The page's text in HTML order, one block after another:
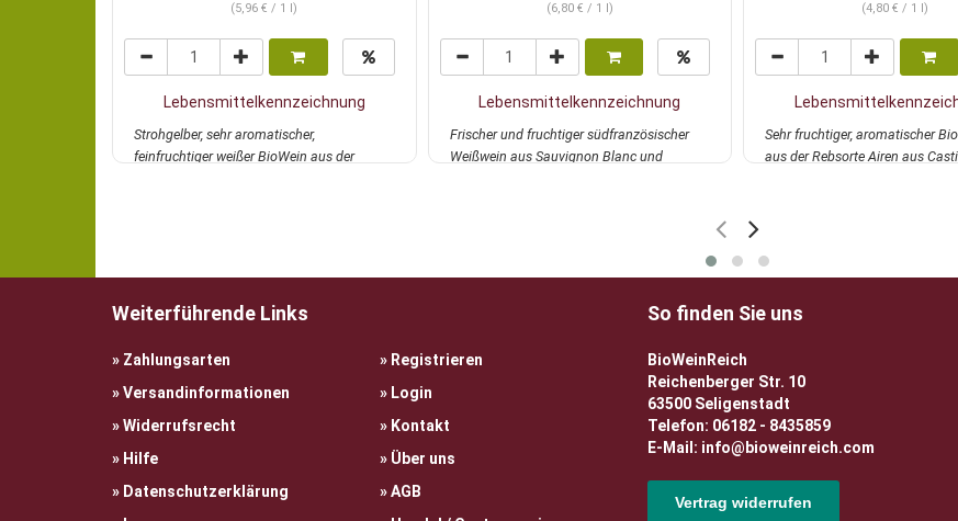
(5,96 € / 1 l)
Lebensmittelkennzeichnung
Strohgelber, sehr aromatischer,
feinfruchtiger weißer BioWein aus der
(6,80 € / 1 l)
Lebensmittelkennzeichnung
Frischer und fruchtiger südfranzösischer
Weißwein aus Sauvignon Blanc und
(4,80 € / 1 l)
Sehr fruchtiger, aromatischer
aus der Rebsorte Airen aus
Weiterführende Links
Zahlungsarten
Versandinformationen
Widerrufsrecht
Hilfe
Datenschutzerklärung
Registrieren
Login
Kontakt
Über uns
AGB
So finden Sie uns
BioWeinReich
Reichenberger Str. 10
63500 Seligenstadt
Telefon: 06182 - 8435859
E-Mail: info@bioweinreich.com
Vertrag widerrufen